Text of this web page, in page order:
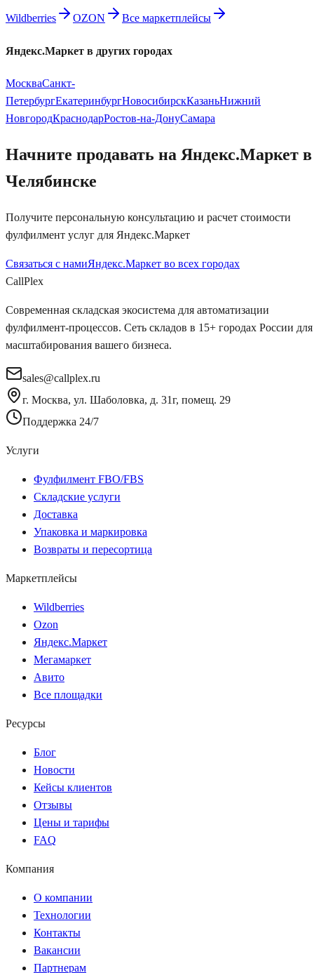
Wildberries OZON Все маркетплейсы
Яндекс.Маркет в других городах
МоскваСанкт-
ПетербургЕкатеринбургНовосибирскКазаньНижний
НовгородКраснодарРостов-на-ДонуСамара
Начните продавать на Яндекс.Маркет в
Челябинске
Получите персональную консультацию и расчет стоимости
фулфилмент услуг для Яндекс.Маркет
Связаться с намиЯндекс.Маркет во всех городах
CallPlex
Современная складская экосистема для автоматизации
фулфилмент-процессов. Сеть складов в 15+ городах России для
масштабирования вашего бизнеса.
sales@callplex.ru
г. Москва, ул. Шаболовка, д. 31г, помещ. 29
Поддержка 24/7
Услуги
Фулфилмент FBO/FBS
Складские услуги
Доставка
Упаковка и маркировка
Возвраты и пересортица
Маркетплейсы
Wildberries
Ozon
Яндекс.Маркет
Мегамаркет
Авито
Все площадки
Ресурсы
Блог
Новости
Кейсы клиентов
Отзывы
Цены и тарифы
FAQ
Компания
О компании
Технологии
Контакты
Вакансии
Партнерам